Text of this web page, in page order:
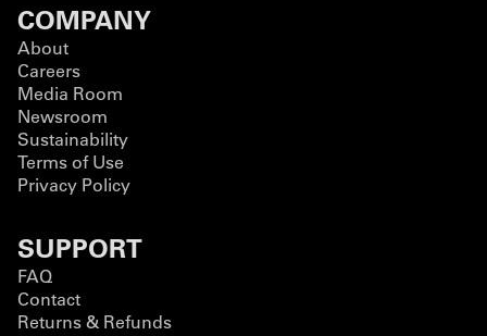
COMPANY
About
Careers
Media Room
Newsroom
Sustainability
Terms of Use
Privacy Policy
SUPPORT
FAQ
Contact
Returns & Refunds